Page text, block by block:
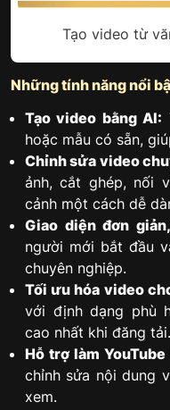
Tạo video từ
Những tính năng nổi
Tạo video bằng AI:
hoặc mẫu có sẵn,
Chỉnh sửa video
ảnh, cắt ghép, nối
cảnh một cách dễ
Giao diện đơn
người mới bắt đầu
chuyên nghiệp.
Tối ưu hóa video
với định dạng phù
cao nhất khi đăng tải.
Hỗ trợ làm YouTube
chỉnh sửa nội dung
xem.